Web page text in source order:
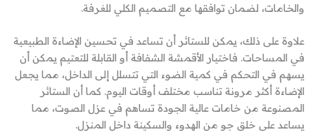
والخامات، لضمان توافقها مع التصميم الكلي للغرفة.
علاوة على ذلك، يمكن للستائر أن تساعد في تحسين الإضاءة الطبيعية
في المساحات. فاختيار الأقمشة الشفافة أو القابلة للتعتيم يمكن أن
يسهم في التحكم في كمية الضوء التي تتسلل إلى الداخل، مما يجعل
الإضاءة أكثر مرونة تناسب مختلف أوقات اليوم. كما أن الستائر
المصنوعة من خامات عالية الجودة تساهم في عزل الصوت، مما
يساعد على خلق جو من الهدوء والسكينة داخل المنزل.